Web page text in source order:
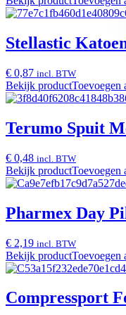
Stellastic
€ 0,87 incl. BTW
Bekijk productToevoegen
Terumo Spuit
€ 0,48 incl. BTW
Bekijk productToevoegen
Pharmex Day
€ 2,19 incl. BTW
Bekijk productToevoegen
Compressport